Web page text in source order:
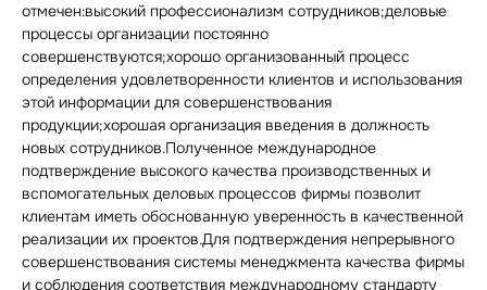
отмечен:высокий профессионализм сотрудников;деловые
процессы организации постоянно
совершенствуются;хорошо организованный процесс
определения удовлетворенности клиентов и использования
этой информации для совершенствования
продукции;хорошая организация введения в должность
новых сотрудников.Полученное международное
подтверждение высокого качества производственных и
вспомогательных деловых процессов фирмы позволит
клиентам иметь обоснованную уверенность в качественной
реализации их проектов.Для подтверждения непрерывного
совершенствования системы менеджмента качества фирмы
и соблюдения соответствия международному стандарту